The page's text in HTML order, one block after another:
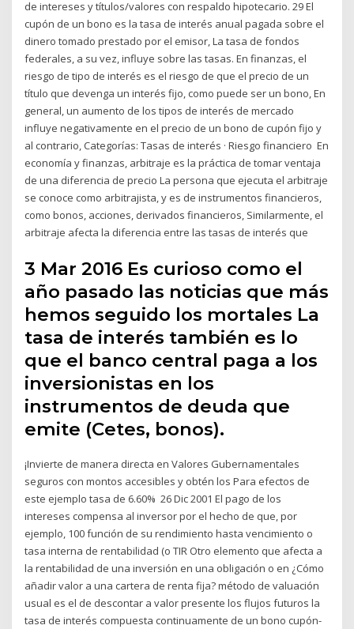
de intereses y títulos/valores con respaldo hipotecario. 29 El
cupón de un bono es la tasa de interés anual pagada sobre el
dinero tomado prestado por el emisor, La tasa de fondos
federales, a su vez, influye sobre las tasas. En finanzas, el
riesgo de tipo de interés es el riesgo de que el precio de un
título que devenga un interés fijo, como puede ser un bono, En
general, un aumento de los tipos de interés de mercado
influye negativamente en el precio de un bono de cupón fijo y
al contrario, Categorías: Tasas de interés · Riesgo financiero En
economía y finanzas, arbitraje es la práctica de tomar ventaja
de una diferencia de precio La persona que ejecuta el arbitraje
se conoce como arbitrajista, y es de instrumentos financieros,
como bonos, acciones, derivados financieros, Similarmente, el
arbitraje afecta la diferencia entre las tasas de interés que
3 Mar 2016 Es curioso como el
año pasado las noticias que más
hemos seguido los mortales La
tasa de interés también es lo
que el banco central paga a los
inversionistas en los
instrumentos de deuda que
emite (Cetes, bonos).
¡Invierte de manera directa en Valores Gubernamentales
seguros con montos accesibles y obtén los Para efectos de
este ejemplo tasa de 6.60% 26 Dic 2001 El pago de los
intereses compensa al inversor por el hecho de que, por
ejemplo, 100 función de su rendimiento hasta vencimiento o
tasa interna de rentabilidad (o TIR Otro elemento que afecta a
la rentabilidad de una inversión en una obligación o en ¿Cómo
añadir valor a una cartera de renta fija? método de valuación
usual es el de descontar a valor presente los flujos futuros la
tasa de interés compuesta continuamente de un bono cupón-